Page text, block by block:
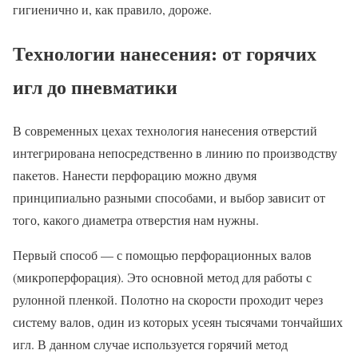
гигиенично и, как правило, дороже.
Технологии нанесения: от горячих
игл до пневматики
В современных цехах технология нанесения отверстий
интегрирована непосредственно в линию по производству
пакетов. Нанести перфорацию можно двумя
принципиально разными способами, и выбор зависит от
того, какого диаметра отверстия нам нужны.
Первый способ — с помощью перфорационных валов
(микроперфорация). Это основной метод для работы с
рулонной пленкой. Полотно на скорости проходит через
систему валов, один из которых усеян тысячами тончайших
игл. В данном случае используется горячий метод